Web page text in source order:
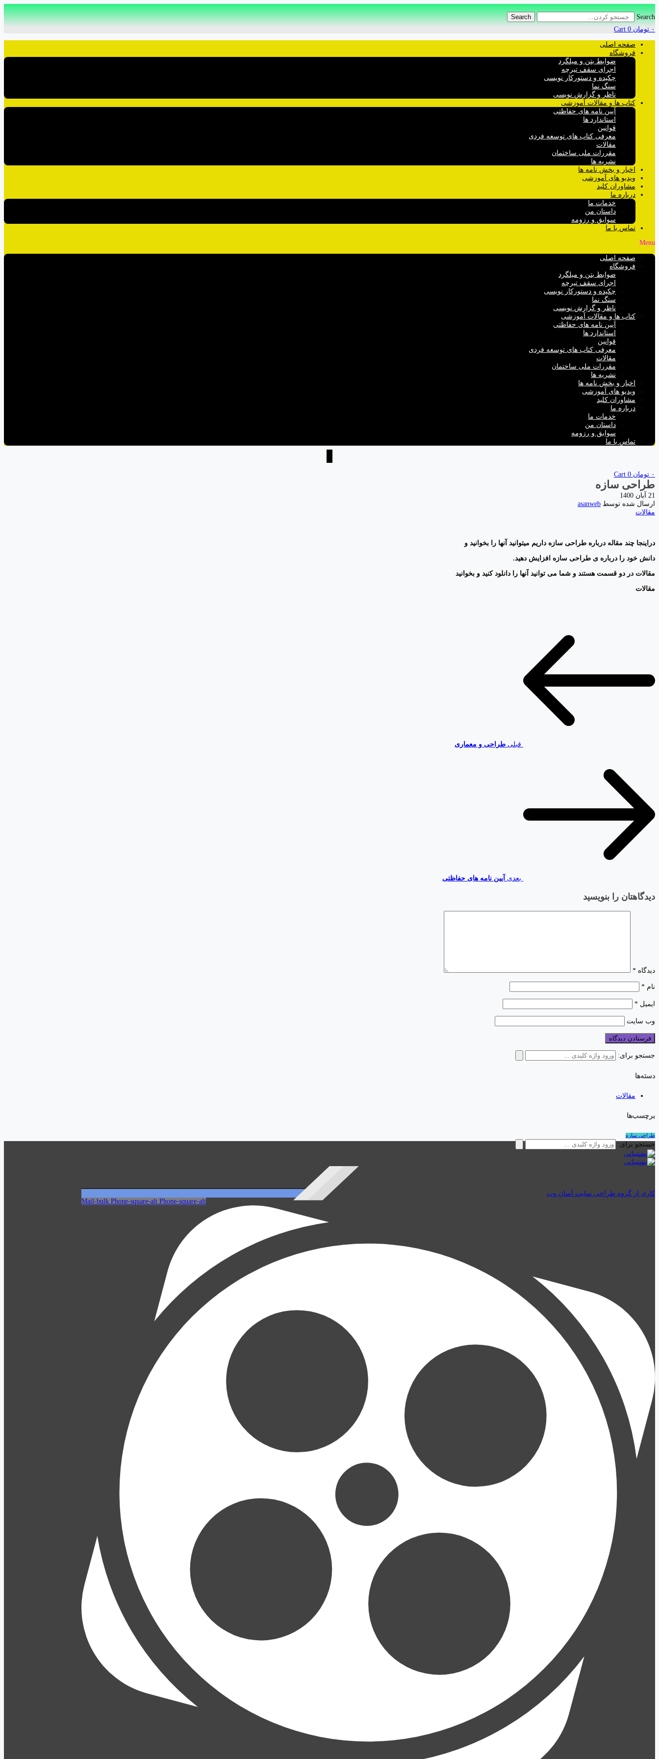
Search
Search
۰ تومان 0
Cart
صفحه اصلی
فروشگاه
ضوابط بتن و میلگرد
اجرای سقف تیرچه
چکیده و دستورکار نویسی
سنگ نما
ناظر و گزارش نویسی
کتاب ها و مقالات آموزشی
آیین نامه های حفاظتی
استاندارد ها
قوانین
معرفی کتاب های توسعه فردی
مقالات
مقررات ملی ساختمان
نشریه ها
اخبار و بخش نامه ها
ویدیو های آموزشی
مشاوران کلید
درباره ما
خدمات ما
داستان من
سوابق و رزومه
تماس با ما
Menu
صفحه اصلی
فروشگاه
ضوابط بتن و میلگرد
اجرای سقف تیرچه
چکیده و دستورکار نویسی
سنگ نما
ناظر و گزارش نویسی
کتاب ها و مقالات آموزشی
آیین نامه های حفاظتی
استاندارد ها
قوانین
معرفی کتاب های توسعه فردی
مقالات
مقررات ملی ساختمان
نشریه ها
اخبار و بخش نامه ها
ویدیو های آموزشی
مشاوران کلید
درباره ما
خدمات ما
داستان من
سوابق و رزومه
تماس با ما
۰ تومان 0
Cart
طراحی سازه
21 آبان 1400
ارسال شده توسط asanweb
مقالات
دراینجا چند مقاله درباره طراحی سازه داریم میتوانید آنها را بخوانید و
دانش خود را درباره ی طراحی سازه افزایش دهید.
مقالات در دو قسمت هستند و شما می توانید آنها را دانلود کنید و بخوانید
مقالات
قبلی طراحی و معماری
بعدی آیین نامه های حفاظتی
دیدگاهتان را بنویسید
دیدگاه *
نام *
ایمیل *
وب‌ سایت
جستجو برای:
دسته‌ها
مقالات
برچسب‌ها
طراحی سازه
جستجو برای:
کاری از گروه طراحی سایت آسان وب
Mail-bulk Phone-square-alt Phone-square-alt